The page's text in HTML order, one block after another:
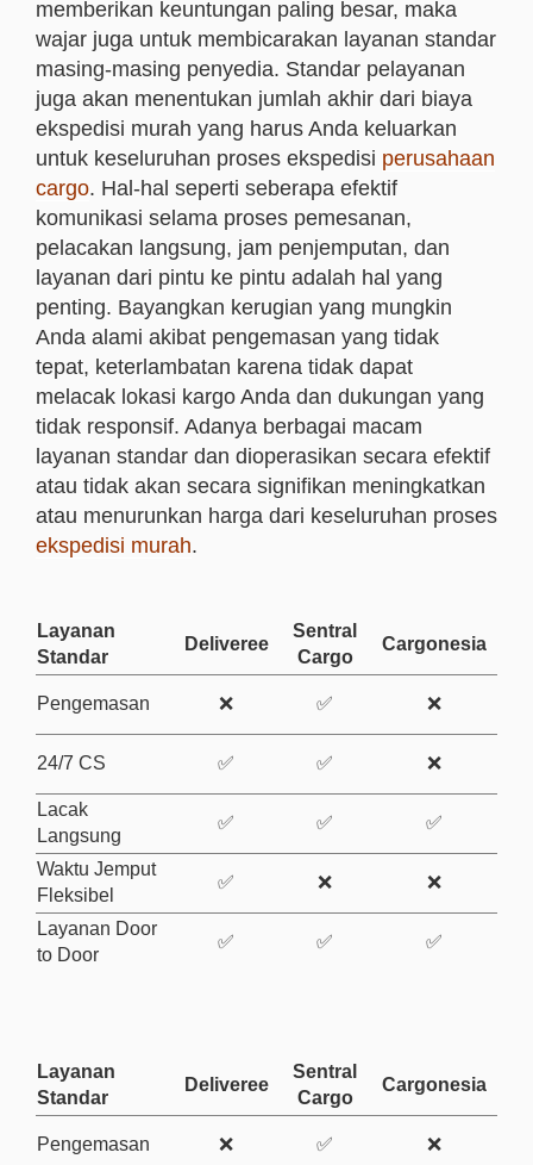
memberikan keuntungan paling besar, maka
wajar juga untuk membicarakan layanan standar
masing-masing penyedia. Standar pelayanan
juga akan menentukan jumlah akhir dari biaya
ekspedisi murah yang harus Anda keluarkan
untuk keseluruhan proses ekspedisi perusahaan
cargo. Hal-hal seperti seberapa efektif
komunikasi selama proses pemesanan,
pelacakan langsung, jam penjemputan, dan
layanan dari pintu ke pintu adalah hal yang
penting. Bayangkan kerugian yang mungkin
Anda alami akibat pengemasan yang tidak
tepat, keterlambatan karena tidak dapat
melacak lokasi kargo Anda dan dukungan yang
tidak responsif. Adanya berbagai macam
layanan standar dan dioperasikan secara efektif
atau tidak akan secara signifikan meningkatkan
atau menurunkan harga dari keseluruhan proses
ekspedisi murah.
Layanan
Standar
Deliveree
Sentral
Cargo
Cargonesia
Pengemasan ❌ ✅ ❌
24/7 CS ✅ ✅ ❌
Lacak
Langsung
✅ ✅ ✅
Waktu Jemput
Fleksibel
✅ ❌ ❌
Layanan Door
to Door
✅ ✅ ✅
Layanan
Standar
Deliveree
Sentral
Cargo
Cargonesia
Pengemasan ❌ ✅ ❌